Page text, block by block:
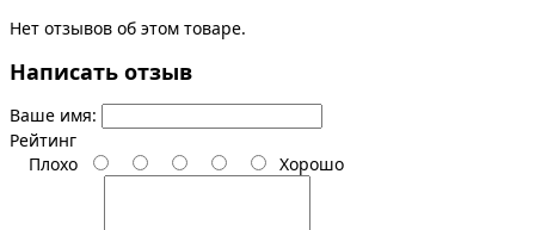
Нет отзывов об этом товаре.
Написать отзыв
Ваше имя:
Рейтинг
Плохо
Хорошо